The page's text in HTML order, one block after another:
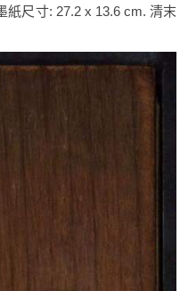
紙尺寸: 27.2 x 13.6 cm. 清末